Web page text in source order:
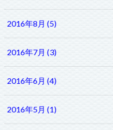
2016年8月 (5)
2016年7月 (3)
2016年6月 (4)
2016年5月 (1)